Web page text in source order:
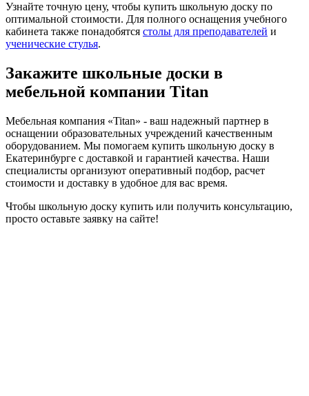
Узнайте точную цену, чтобы купить школьную доску по
оптимальной стоимости. Для полного оснащения учебного
кабинета также понадобятся столы для преподавателей и
ученические стулья.
Закажите школьные доски в
мебельной компании Titan
Мебельная компания «Titan» - ваш надежный партнер в
оснащении образовательных учреждений качественным
оборудованием. Мы помогаем купить школьную доску в
Екатеринбурге с доставкой и гарантией качества. Наши
специалисты организуют оперативный подбор, расчет
стоимости и доставку в удобное для вас время.
Чтобы школьную доску купить или получить консультацию,
просто оставьте заявку на сайте!